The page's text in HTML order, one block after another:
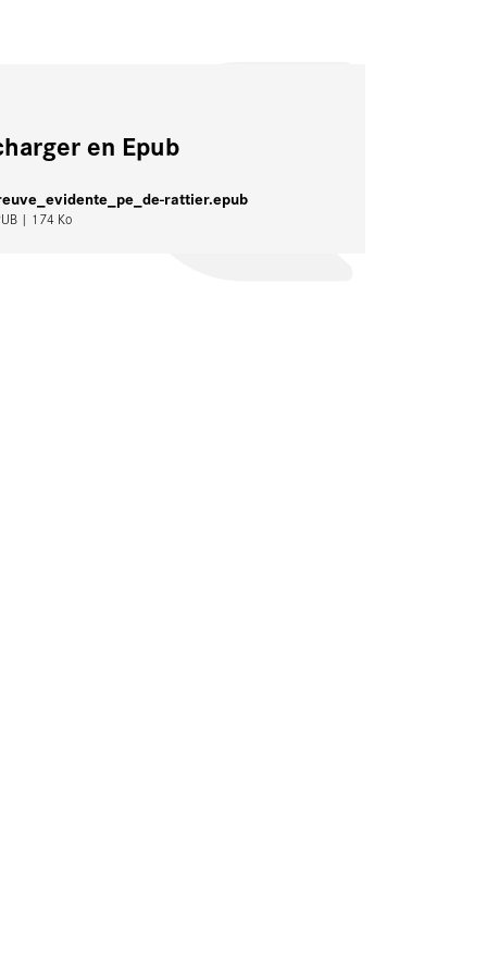
en Epub
rattier.epub
| 174 Ko